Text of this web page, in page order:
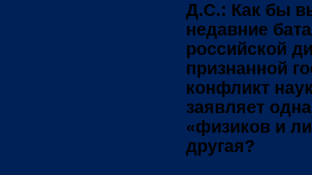
Д.С.: Как бы
недавние
российской
признанной
конфликт
заявляет
«физиков и
другая?